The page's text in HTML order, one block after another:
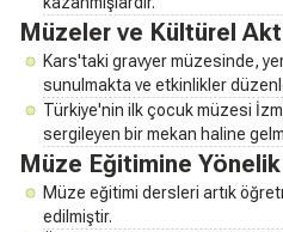
Müzeler ve Kültürel
Kars'taki gravyer müzesinde,
sunulmakta ve etkinlikler
Türkiye'nin ilk çocuk müzesi
sergileyen bir mekan haline
Müze Eğitimine
Müze eğitimi dersleri artık
edilmiştir.